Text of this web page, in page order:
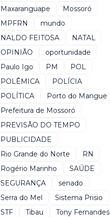
Maxaranguape
Mossoró
MPFRN
mundo
NALDO FEITOSA
NATAL
OPINIÃO
oportunidade
Paulo Igo
PM
POL
POLÊMICA
POLÍCIA
POLÍTICA
Porto do Mangue
Prefeitura de Mossoró
PREVISÃO DO TEMPO
PUBLICIDADE
Rio Grande do Norte
RN
Rogério Marinho
SAÚDE
SEGURANÇA
senado
Serra do Mel
Sistema Prisio
STF
Tibau Tony Fernandes